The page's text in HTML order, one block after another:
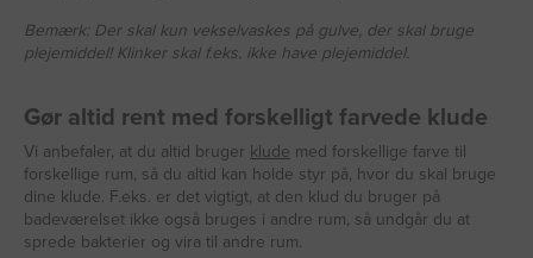
Bemærk: Der skal kun vekselvaskes på gulve, der skal bruge
plejemiddel! Klinker skal f.eks. ikke have plejemiddel.
Gør altid rent med forskelligt farvede klude
Vi anbefaler, at du altid bruger klude med forskellige farve til
forskellige rum, så du altid kan holde styr på, hvor du skal bruge
dine klude. F.eks. er det vigtigt, at den klud du bruger på
badeværelset ikke også bruges i andre rum, så undgår du at
sprede bakterier og vira til andre rum.